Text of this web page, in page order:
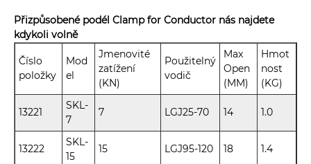
Přizpůsobené podél Clamp for Conductor nás najdete
kdykoli volně
Číslo
položky
Mod
el
Jmenovité
zatížení
(KN)
Použitelný
vodič
Max
Open
(MM)
Hmot
nost
(KG)
13221
SKL-
7
7 LGJ25-70 14 1.0
13222
SKL-
15
15 LGJ95-120 18 1.4